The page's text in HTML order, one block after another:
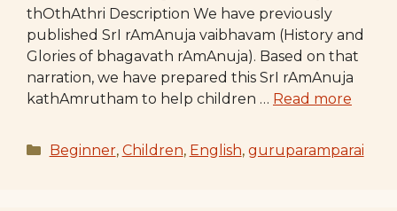
thOthAthri Description We have previously
published SrI rAmAnuja vaibhavam (History and
Glories of bhagavath rAmAnuja). Based on that
narration, we have prepared this SrI rAmAnuja
kathAmrutham to help children … Read more
Categories
Beginner, Children, English, guruparamparai